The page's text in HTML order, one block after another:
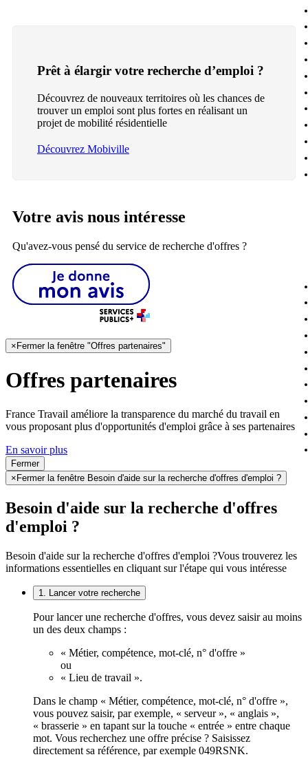
Prêt à élargir votre recherche d’emploi ?
Découvrez de nouveaux territoires où les chances de
trouver un emploi sont plus fortes en réalisant un
projet de mobilité résidentielle
Découvrez Mobiville
Votre avis nous intéresse
Qu'avez-vous pensé du service de recherche d'offres ?
× Fermer la fenêtre "Offres partenaires"
Offres partenaires
France Travail améliore la transparence du marché du travail en
vous proposant plus d'opportunités d'emploi grâce à ses partenaires
En savoir plus
Fermer
× Fermer la fenêtre Besoin d'aide sur la recherche d'offres d'emploi ?
Besoin d'aide sur la recherche d'offres
d'emploi ?
Besoin d'aide sur la recherche d'offres d'emploi ?Vous trouverez les
informations essentielles en cliquant sur l'étape qui vous intéresse
1. Lancer votre recherche
Pour lancer une recherche d'offres, vous devez saisir au moins
un des deux champs :
« Métier, compétence, mot-clé, n° d'offre »
ou
« Lieu de travail ».
Dans le champ « Métier, compétence, mot-clé, n° d'offre »,
vous pouvez saisir, par exemple, « serveur », « anglais »,
« brasserie » en tapant sur la touche « entrée » entre chaque
mot. Vous recherchez une offre précise ? Saisissez
directement sa référence, par exemple 049RSNK.